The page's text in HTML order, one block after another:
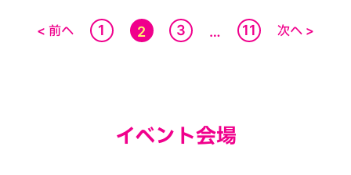
< 前へ 1 2 3 … 11 次へ >
イベント会場